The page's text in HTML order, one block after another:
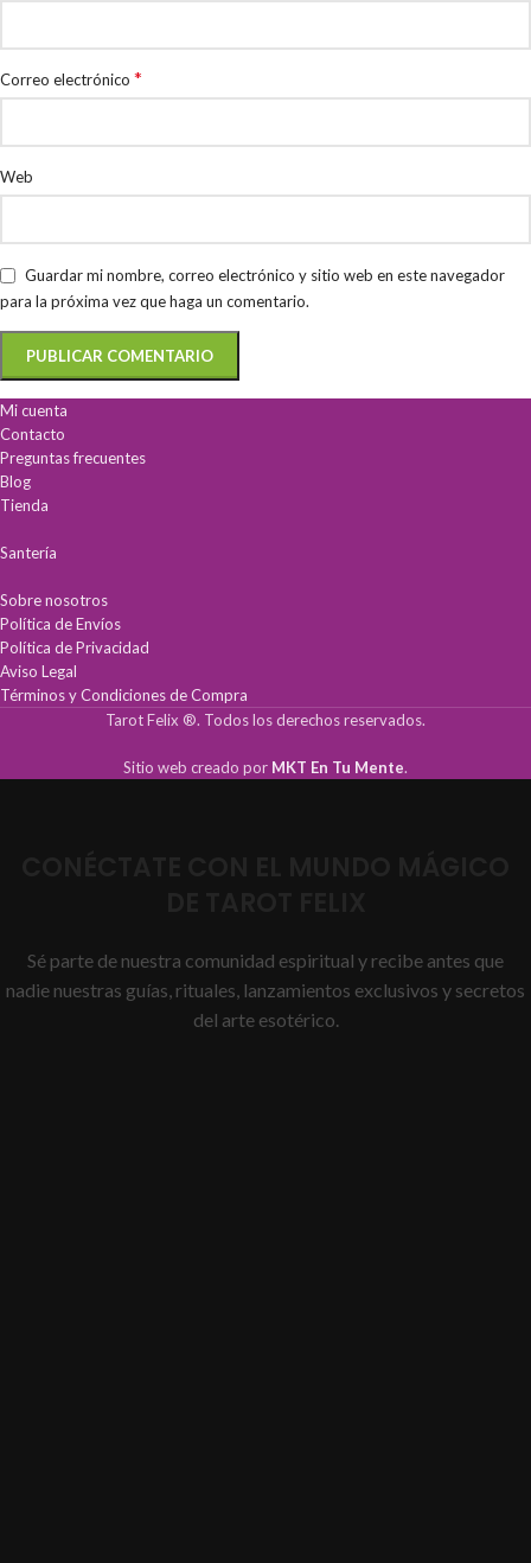
Correo electrónico *
Web
Guardar mi nombre, correo electrónico y sitio web en este navegador
para la próxima vez que haga un comentario.
Mi cuenta
Contacto
Preguntas frecuentes
Blog
Tienda
Santería
Sobre nosotros
Política de Envíos
Política de Privacidad
Aviso Legal
Términos y Condiciones de Compra
Tarot Felix ®. Todos los derechos reservados.
Sitio web creado por MKT En Tu Mente.
Sé parte de nuestra comunidad espiritual y recibe antes que
nadie nuestras guías, rituales, lanzamientos exclusivos y secretos
del arte esotérico.